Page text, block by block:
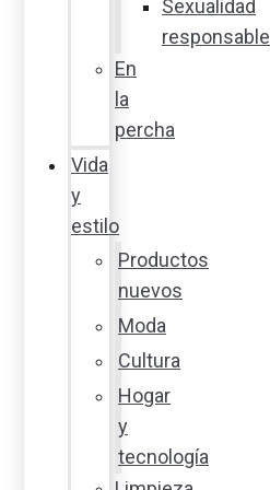
Sexualidad
responsable
En
la
percha
Vida
y
estilo
Productos
nuevos
Moda
Cultura
Hogar
y
tecnología